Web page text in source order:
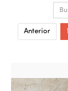
Anterior 1